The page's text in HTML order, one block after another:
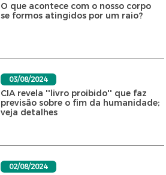
O que acontece com o nosso corpo
se formos atingidos por um raio?
03/08/2024
CIA revela ''livro proibido'' que faz
previsão sobre o fim da humanidade;
veja detalhes
02/08/2024